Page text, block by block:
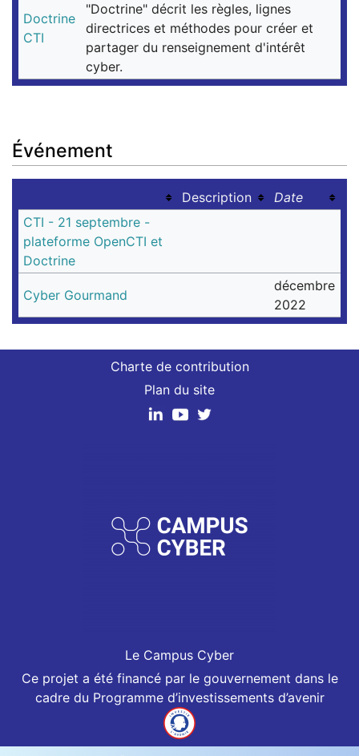
Doctrine
CTI
"Doctrine" décrit les règles, lignes
directrices et méthodes pour créer et
partager du renseignement d'intérêt
cyber.
Événement
Description
Date
CTI - 21 septembre -
plateforme OpenCTI et
Doctrine
Cyber Gourmand
décembre
2022
Charte de contribution
Plan du site
Le Campus Cyber
Ce projet a été financé par le gouvernement dans le
cadre du Programme d’investissements d’avenir